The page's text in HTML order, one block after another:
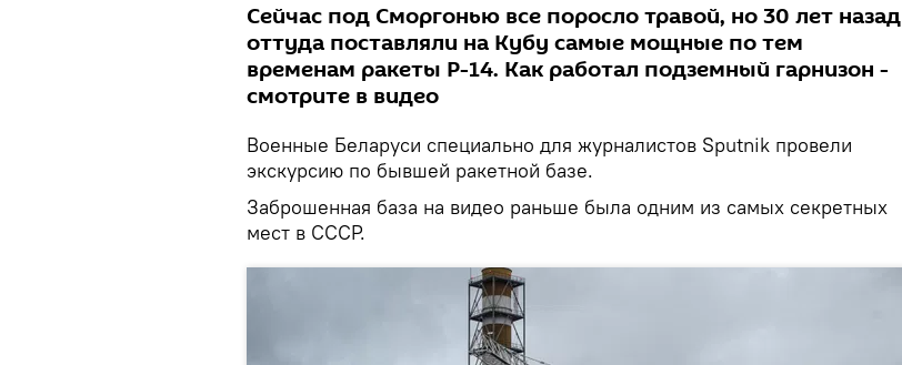
Сейчас под Сморгонью все поросло травой, но 30 лет назад
оттуда поставляли на Кубу самые мощные по тем
временам ракеты Р-14. Как работал подземный гарнизон -
смотрите в видео
Военные Беларуси специально для журналистов Sputnik провели
экскурсию по бывшей ракетной базе.
Заброшенная база на видео раньше была одним из самых секретных
мест в СССР.